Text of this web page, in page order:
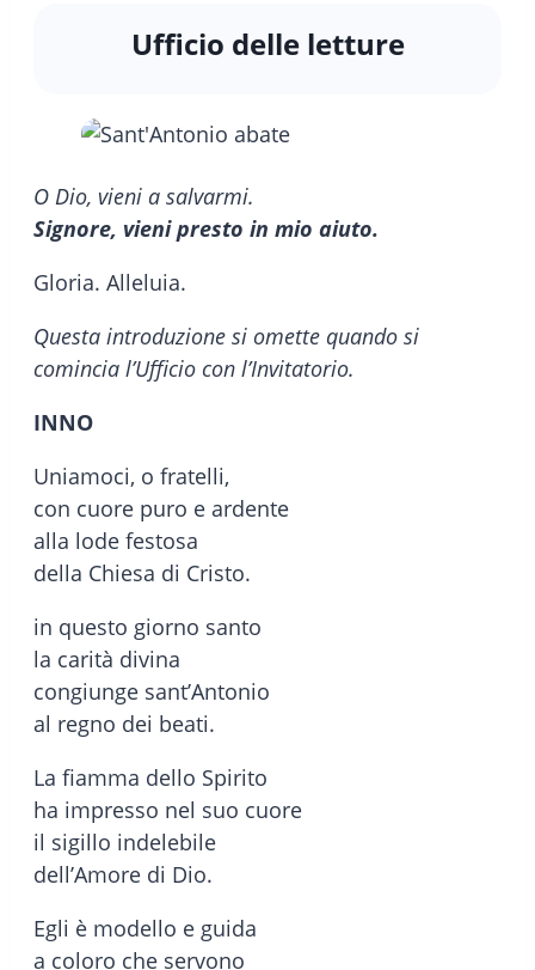
Ufficio delle letture
O Dio, vieni a salvarmi.
Signore, vieni presto in mio aiuto.
Gloria. Alleluia.
Questa introduzione si omette quando si
comincia l’Ufficio con l’Invitatorio.
INNO
Uniamoci, o fratelli,
con cuore puro e ardente
alla lode festosa
della Chiesa di Cristo.
in questo giorno santo
la carità divina
congiunge sant’Antonio
al regno dei beati.
La fiamma dello Spirito
ha impresso nel suo cuore
il sigillo indelebile
dell’Amore di Dio.
Egli è modello e guida
a coloro che servono